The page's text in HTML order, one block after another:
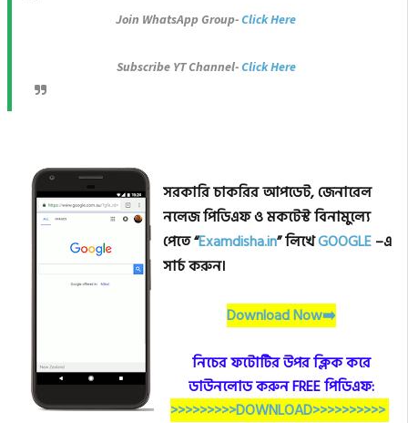
Join WhatsApp Group-Click Here
Subscribe YT Channel-Click Here
সরকারি চাকরির আপডেট, জেনারেল
নলেজ পিডিএফ ও মকটেস্ট বিনামুল্যে
পেতে “Examdisha.in” লিখেGOOGLE–এ
সার্চ করুন।
Download Now➡️
নিচের ফটোটির উপর ক্লিক করে
ডাউনলোড করুন FREE পিডিএফ:
>>>>>>>>>DOWNLOAD>>>>>>>>>>